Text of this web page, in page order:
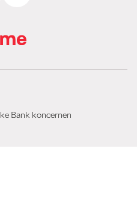
Bank koncernen